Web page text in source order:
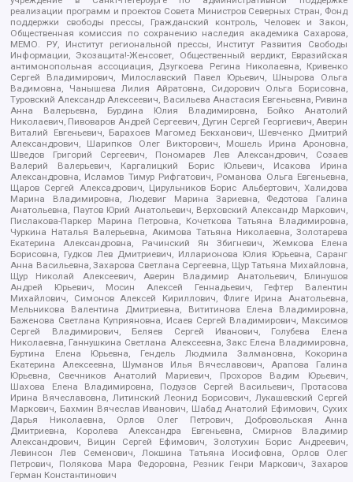
реализации программ и проектов Совета Министров Северных Стран, Фонд
поддержки свободы прессы, Гражданский контроль, Человек и Закон,
Общественная комиссия по сохранению наследия академика Сахарова,
МЕМО. РУ, Институт региональной прессы, Институт Развития Свободы
Информации, Экозащита!-Женсовет, Общественный вердикт, Евразийская
антимонопольная ассоциация, Дзугкоева Регина Николаевна, Кривенко
Сергей Владимирович, Милославский Павел Юрьевич, Шнырова Ольга
Вадимовна, Чанышева Лилия Айратовна, Сидорович Ольга Борисовна,
Туровский Александр Алексеевич, Васильева Анастасия Евгеньевна, Ривина
Анна Валерьевна, Бурдина Юлия Владимировна, Бойко Анатолий
Николаевич, Пивоваров Андрей Сергеевич, Дугин Сергей Георгиевич, Аверин
Виталий Евгеньевич, Барахоев Магомед Бекханович, Шевченко Дмитрий
Александрович, Шарипков Олег Викторович, Мошель Ирина Ароновна,
Шведов Григорий Сергеевич, Пономарев Лев Александрович, Созаев
Валерий Валерьевич, Каргалицкий Борис Юльевич, Исакова Ирина
Александровна, Исламов Тимур Рифгатович, Романова Ольга Евгеньевна,
Щаров Сергей Алексадрович, Цирульников Борис Альбертович, Халидова
Марина Владимировна, Людевиг Марина Зариевна, Федотова Галина
Анатольевна, Паутов Юрий Анатольевич, Верховский Александр Маркович,
Пислакова-Паркер Марина Петровна, Кочеткова Татьяна Владимировна,
Чуркина Наталья Валерьевна, Акимова Татьяна Николаевна, Золотарева
Екатерина Александровна, Рачинский Ян Збигневич, Жемкова Елена
Борисовна, Гудков Лев Дмитриевич, Илларионова Юлия Юрьевна, Саранг
Анна Васильевна, Захарова Светлана Сергеевна, Щур Татьяна Михайловна,
Щур Николай Алексеевич, Аверин Владимир Анатольевич, Блинушов
Андрей Юрьевич, Мосин Алексей Геннадьевич, Гефтер Валентин
Михайлович, Симонов Алексей Кириллович, Флиге Ирина Анатольевна,
Мельникова Валентина Дмитриевна, Вититинова Елена Владимировна,
Баженова Светлана Куприяновна, Исаев Сергей Владимирович, Максимов
Сергей Владимирович, Беляев Сергей Иванович, Голубева Елена
Николаевна, Ганнушкина Светлана Алексеевна, Закс Елена Владимировна,
Буртина Елена Юрьевна, Гендель Людмила Залмановна, Кокорина
Екатерина Алексеевна, Шуманов Илья Вячеславович, Арапова Галина
Юрьевна, Свечников Анатолий Мариевич, Прохоров Вадим Юрьевич,
Шахова Елена Владимировна, Подузов Сергей Васильевич, Протасова
Ирина Вячеславовна, Литинский Леонид Борисович, Лукашевский Сергей
Маркович, Бахмин Вячеслав Иванович, Шабад Анатолий Ефимович, Сухих
Дарья Николаевна, Орлов Олег Петрович, Добровольская Анна
Дмитриевна, Королева Александра Евгеньевна, Смирнов Владимир
Александрович, Вицин Сергей Ефимович, Золотухин Борис Андреевич,
Левинсон Лев Семенович, Локшина Татьяна Иосифовна, Орлов Олег
Петрович, Полякова Мара Федоровна, Резник Генри Маркович, Захаров
Герман Константинович